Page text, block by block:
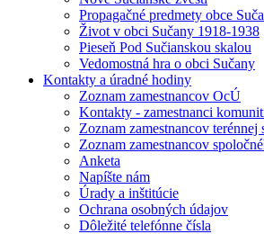
Propagačné predmety obce
Život v obci Sučany 1918-1938
Pieseň Pod Sučianskou skalou
Vedomostná hra o obci Sučany
Kontakty a úradné hodiny
Zoznam zamestnancov OcÚ
Kontakty - zamestnanci
Zoznam zamestnancov terénnej
Zoznam zamestnancov
Anketa
Napíšte nám
Úrady a inštitúcie
Ochrana osobných údajov
Dôležité telefónne čísla